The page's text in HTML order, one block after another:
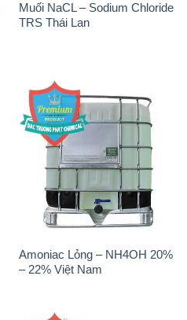
Muối NaCL – Sodium Chloride
TRS Thái Lan
Amoniac Lỏng – NH4OH 20%
– 22% Việt Nam